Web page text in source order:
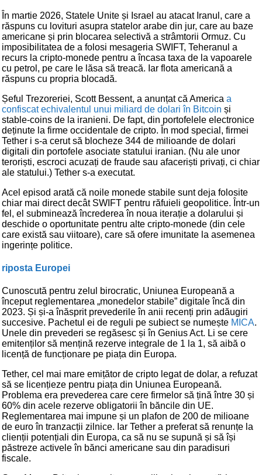
În martie 2026, Statele Unite și Israel au atacat Iranul, care a
răspuns cu lovituri asupra statelor arabe din jur, care au baze
americane și prin blocarea selectivă a strâmtorii Ormuz. Cu
imposibilitatea de a folosi mesageria SWIFT, Teheranul a
recurs la cripto-monede pentru a încasa taxa de la vapoarele
cu petrol, pe care le lăsa să treacă. Iar flota americană a
răspuns cu propria blocadă.
Șeful Trezoreriei, Scott Bessent, a anunțat că America a
confiscat echivalentul unui miliard de dolari în Bitcoin și
stable-coins de la iranieni. De fapt, din portofelele electronice
deținute la firme occidentale de cripto. În mod special, firmei
Tether i s-a cerut să blocheze 344 de milioande de dolari
digitali din portofele asociate statului iranian. (Nu ale unor
teroriști, escroci acuzați de fraude sau afaceriști privați, ci chiar
ale statului.) Tether s-a executat.
Acel episod arată că noile monede stabile sunt deja folosite
chiar mai direct decât SWIFT pentru răfuieli geopolitice. Într-un
fel, el subminează încrederea în noua iterație a dolarului și
deschide o oportunitate pentru alte cripto-monede (din cele
care există sau viitoare), care să ofere imunitate la asemenea
ingerințe politice.
riposta Europei
Cunoscută pentru zelul birocratic, Uniunea Europeană a
început reglementarea „monedelor stabile” digitale încă din
2023. Și și-a înăsprit prevederile în anii recenți prin adăugiri
succesive. Pachetul ei de reguli pe subiect se numește MICA.
Unele din prevederi se regăsesc și în Genius Act. Li se cere
emitenților să mențină rezerve integrale de 1 la 1, să aibă o
licență de funcționare pe piața din Europa.
Tether, cel mai mare emițător de cripto legat de dolar, a refuzat
să se licențieze pentru piața din Uniunea Europeană.
Problema era prevederea care cere firmelor să țină între 30 și
60% din acele rezerve obligatorii în băncile din UE.
Reglementarea mai impune și un plafon de 200 de milioane
de euro în tranzacții zilnice. Iar Tether a preferat să renunțe la
clienții potențiali din Europa, ca să nu se supună și să își
păstreze activele în bănci americane sau din paradisuri
fiscale.